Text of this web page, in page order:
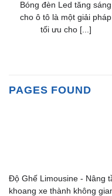
Bóng đèn Led tăng sáng
cho ô tô là một giải pháp
tối ưu cho [...]
PAGES FOUND
Độ Ghế Limousine - Nâng
khoang xe thành không